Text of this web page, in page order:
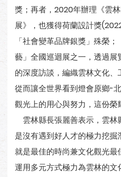
獎；再者，2020年辦理《雲
展》，也獲得荷蘭設計獎
「社會變革品牌銀獎」殊榮
藝」全國巡迴展之一，透過
的深度訪談，編織雲林文化、
從而讓全世界看到燈會原鄉-
觀光上的用心與努力，這份榮
雲林縣長張麗善表示，雲林
是沒有遇到好人才的極力挖
就是最佳的時尚兼文化觀光
運用多元方式極力為雲林的